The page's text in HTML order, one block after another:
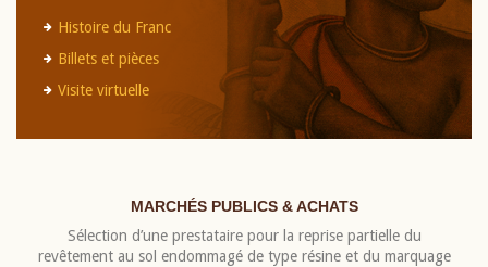
Histoire du Franc
Billets et pièces
Visite virtuelle
MARCHÉS PUBLICS & ACHATS
Sélection d’une prestataire pour la reprise partielle du
revêtement au sol endommagé de type résine et du marquage